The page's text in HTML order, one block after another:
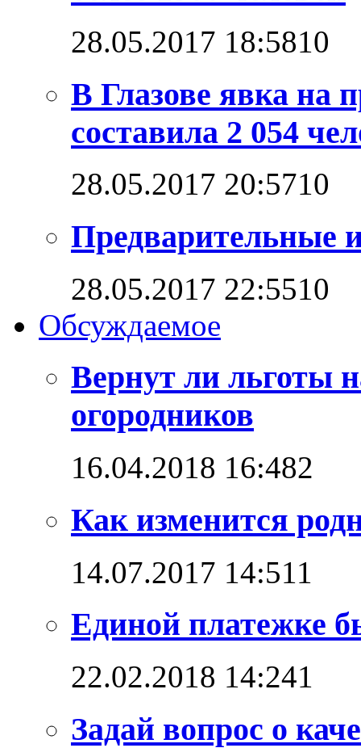
28.05.2017 18:5810
В Глазове явка на
составила 2 054
28.05.2017 20:5710
Предварительные
28.05.2017 22:5510
Обсуждаемое
Вернут ли льготы
огородников
16.04.2018 16:482
Как изменится
14.07.2017 14:511
Единой платежке
22.02.2018 14:241
Задай вопрос о